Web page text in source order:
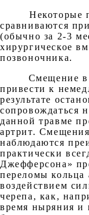
Некоторые
сравниваются
(обычно за 2-3
хирургическое
позвоночника.
Смещение в
привести к
результате
сопровождаться
данной травме
артрит.
наблюдаются
практически
Джефферсона»
переломы кольца
воздействием
черепа, как,
время ныряния и